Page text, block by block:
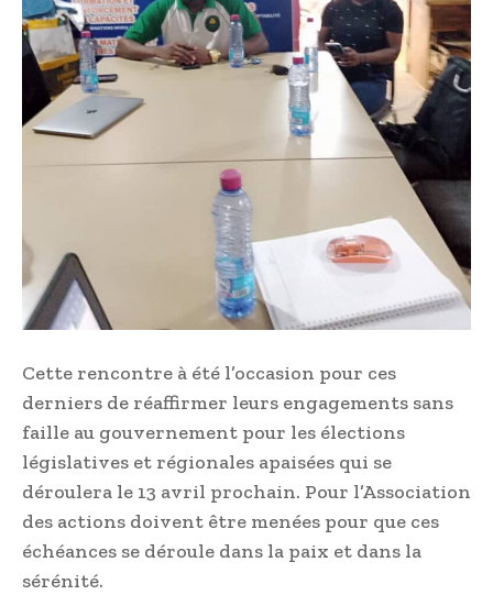
Cette rencontre à été l’occasion pour ces
derniers de réaffirmer leurs engagements sans
faille au gouvernement pour les élections
législatives et régionales apaisées qui se
déroulera le 13 avril prochain. Pour l’Association
des actions doivent être menées pour que ces
échéances se déroule dans la paix et dans la
sérénité.